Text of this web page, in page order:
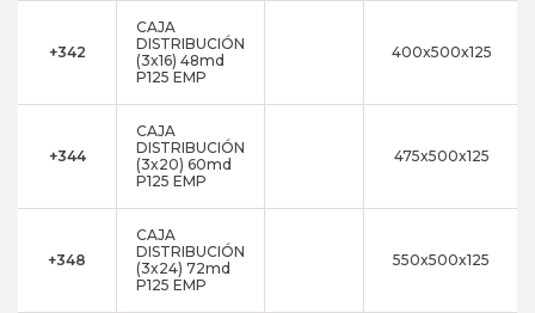
+342
CAJA
DISTRIBUCIÓN
(3x16) 48md
P125 EMP
400x500x125
+344
CAJA
DISTRIBUCIÓN
(3x20) 60md
P125 EMP
475x500x125
+348
CAJA
DISTRIBUCIÓN
(3x24) 72md
P125 EMP
550x500x125